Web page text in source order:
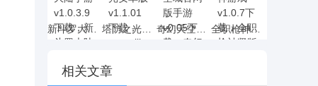
新斗罗大陆手游 v1.0.3.9下载，新斗罗大陆动漫卡牌手游下载 全职枪神游戏 v1.0.7下载，全职枪神竖版射击手游下载
相关文章